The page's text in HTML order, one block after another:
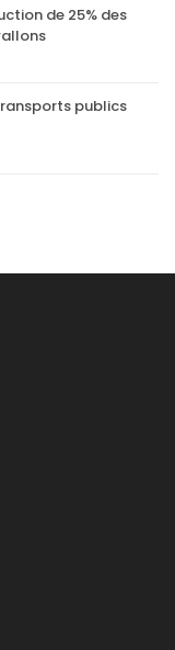
de 25% des
publics